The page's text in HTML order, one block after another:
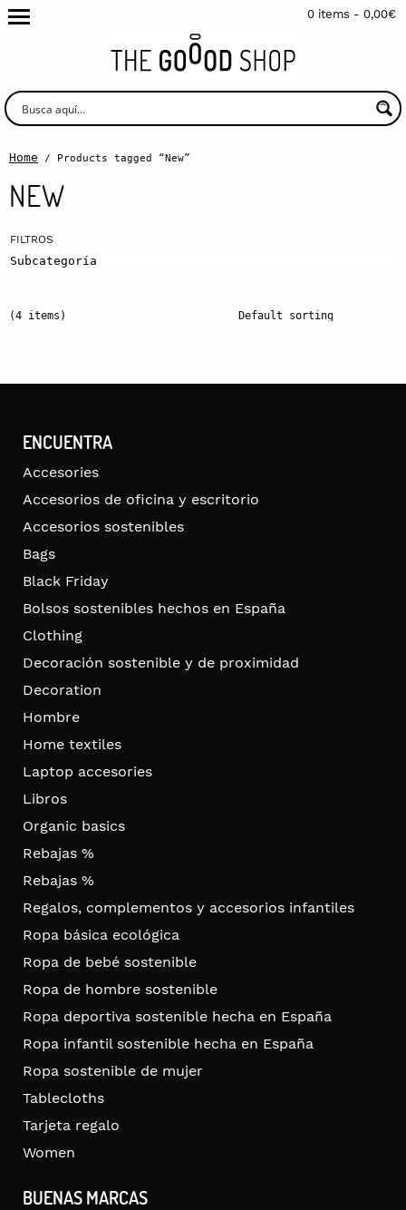
0 items - 0,00€
Home / Products tagged “New”
NEW
Subcategoría
(4 items)
ENCUENTRA
Accesories
Accesorios de oficina y escritorio
Accesorios sostenibles
Bags
Black Friday
Bolsos sostenibles hechos en España
Clothing
Decoración sostenible y de proximidad
Decoration
Hombre
Home textiles
Laptop accesories
Libros
Organic basics
Rebajas %
Rebajas %
Regalos, complementos y accesorios infantiles
Ropa básica ecológica
Ropa de bebé sostenible
Ropa de hombre sostenible
Ropa deportiva sostenible hecha en España
Ropa infantil sostenible hecha en España
Ropa sostenible de mujer
Tablecloths
Tarjeta regalo
Women
BUENAS MARCAS